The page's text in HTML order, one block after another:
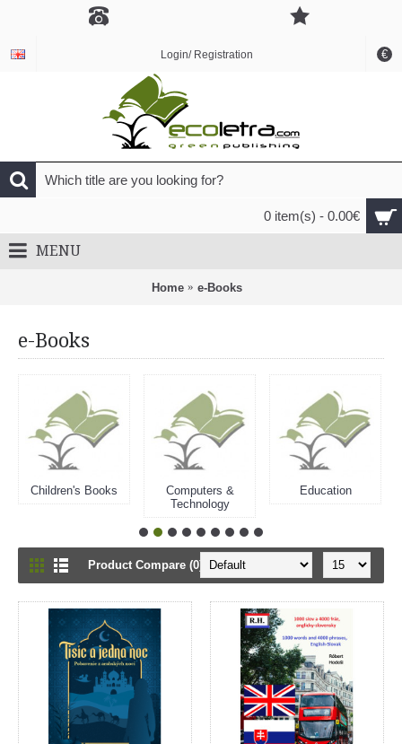
€
Login/ Registration
0 item(s) - 0.00€
MENU
Home e-Books
e-Books
Children's Books
Computers &
Technology
Education
Product Compare (0)